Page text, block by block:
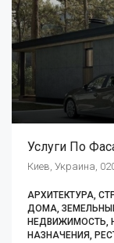
Киев, Украина,
АРХИТЕКТУРА,
ДОМА,
НЕДВИЖИМОСТЬ,
НАЗНАЧЕНИЯ,